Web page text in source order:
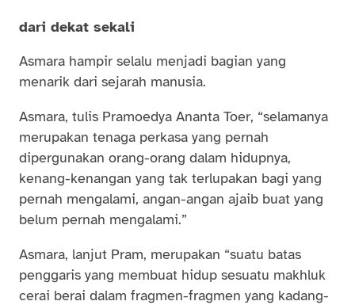
dari dekat sekali
Asmara hampir selalu menjadi bagian yang
menarik dari sejarah manusia.
Asmara, tulis Pramoedya Ananta Toer, “selamanya
merupakan tenaga perkasa yang pernah
dipergunakan orang-orang dalam hidupnya,
kenang-kenangan yang tak terlupakan bagi yang
pernah mengalami, angan-angan ajaib buat yang
belum pernah mengalami.”
Asmara, lanjut Pram, merupakan “suatu batas
penggaris yang membuat hidup sesuatu makhluk
cerai berai dalam fragmen-fragmen yang kadang-